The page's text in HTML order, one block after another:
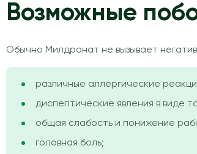
Возможные
Обычно Милдронат не вызывает
различные аллергические
диспептические явления в виде
общая слабость и понижение
головная боль;